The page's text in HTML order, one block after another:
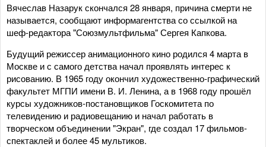
Вячеслав Назарук скончался 28 января, причина смерти не
называется, сообщают информагентства со ссылкой на
шеф-редактора "Союзмультфильма" Сергея Капкова.
Будущий режиссер анимационного кино родился 4 марта в
Москве и с самого детства начал проявлять интерес к
рисованию. В 1965 году окончил художественно-графический
факультет МГПИ имени В. И. Ленина, а в 1968 году прошёл
курсы художников-постановщиков Госкомитета по
телевидению и радиовещанию и начал работать в
творческом объединении "Экран", где создал 17 фильмов-
спектаклей и более 45 мультиков.